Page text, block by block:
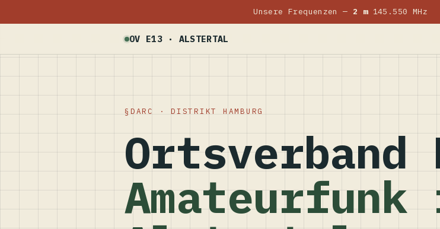
Unsere Frequenzen — 2 m145.550 MHz
OV E13 · ALSTERTAL
DARC · DISTRIKT HAMBURG
Ortsverband
Amateurfunk